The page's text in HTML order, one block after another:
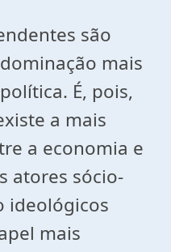
são
mais
É, pois,
a mais
a economia e
atores sócio-
ideológicos
mais